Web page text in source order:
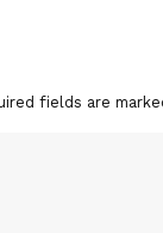
fields are